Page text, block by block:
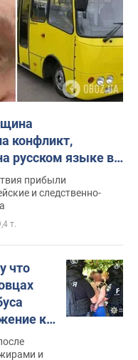
конфликт,
русском языке в
составила
протокол.
прибыли
и следственно-
т.
что
к
и
и